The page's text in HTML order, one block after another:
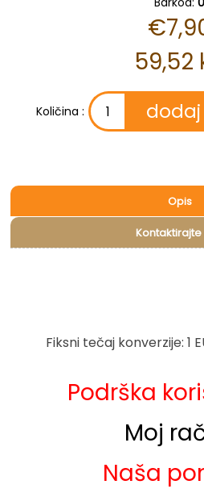
59,52
Količina :
Opis
Kontaktirajte
Fiksni tečaj konverzije: 1
Podrška
Moj
Naša